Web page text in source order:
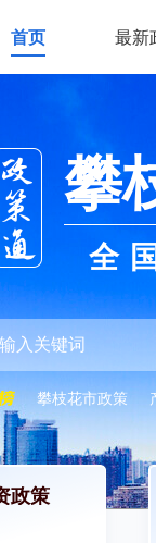
首页 最新
攀
全
攀枝花市政策
政策